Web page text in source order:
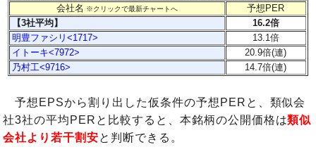
会社名 ※クリックで最新チャートへ
予想PER
【3社平均】
16.2倍
明豊ファシリ<1717>
13.1倍
イトーキ<7972>
20.9倍(連)
乃村工<9716>
14.7倍(連)
予想EPSから割り出した仮条件の予想PERと、類似会
社3社の平均PERと比較すると、本銘柄の公開価格は類似
会社より若干割安と判断できる。